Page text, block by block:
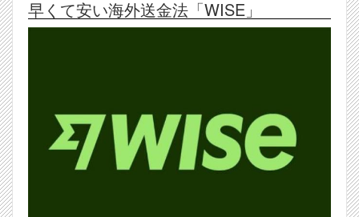
早くて安い海外送金法「WISE」